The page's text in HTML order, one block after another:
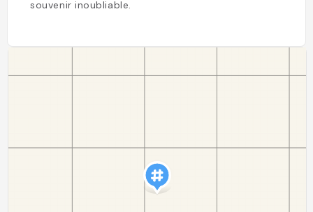
souvenir inoubliable.